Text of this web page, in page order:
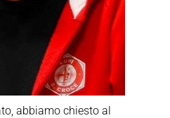
abbiamo chiesto al